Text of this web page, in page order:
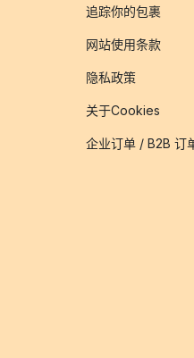
追踪你的包裹
网站使用条款
隐私政策
关于Cookies
企业订单 / B2B 订